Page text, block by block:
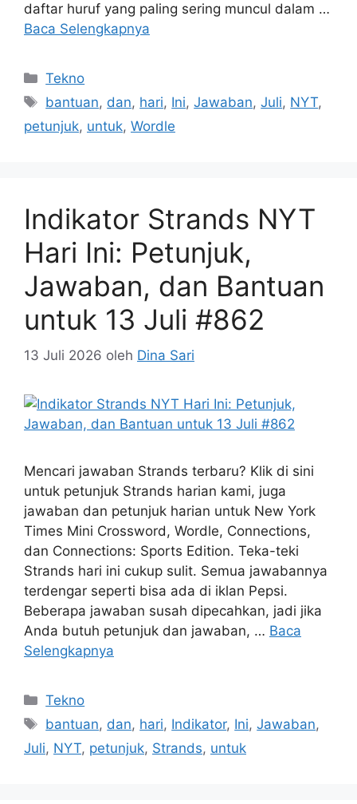
daftar huruf yang paling sering muncul dalam …
Baca Selengkapnya
Kategori
Tekno
Tag
bantuan, dan, hari, Ini,Jawaban,Juli, NYT,
petunjuk, untuk, Wordle
Indikator Strands NYT
Hari Ini: Petunjuk,
Jawaban, dan Bantuan
untuk 13 Juli #862
13 Juli 2026 oleh Dina Sari
Mencari jawaban Strands terbaru? Klik di sini
untuk petunjuk Strands harian kami, juga
jawaban dan petunjuk harian untuk New York
Times Mini Crossword, Wordle, Connections,
dan Connections: Sports Edition. Teka-teki
Strands hari ini cukup sulit. Semua jawabannya
terdengar seperti bisa ada di iklan Pepsi.
Beberapa jawaban susah dipecahkan, jadi jika
Anda butuh petunjuk dan jawaban, … Baca
Selengkapnya
Kategori
Tekno
Tag
bantuan, dan, hari, Indikator, Ini,Jawaban,
Juli, NYT, petunjuk, Strands, untuk